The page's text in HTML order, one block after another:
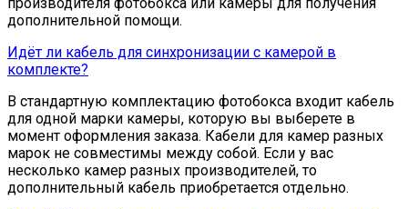
дополнительной помощи.
Идёт ли кабель для синхронизации с камерой в
комплекте?
В стандартную комплектацию фотобокса входит кабель
для одной марки камеры, которую вы выберете в
момент оформления заказа. Кабели для камер разных
марок не совместимы между собой. Если у вас
несколько камер разных производителей, то
дополнительный кабель приобретается отдельно.